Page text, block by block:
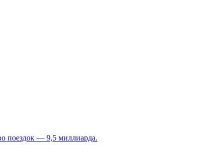
поездок — 9,5 миллиарда.